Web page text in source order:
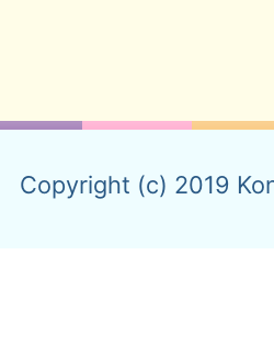
Copyright (c) 2019